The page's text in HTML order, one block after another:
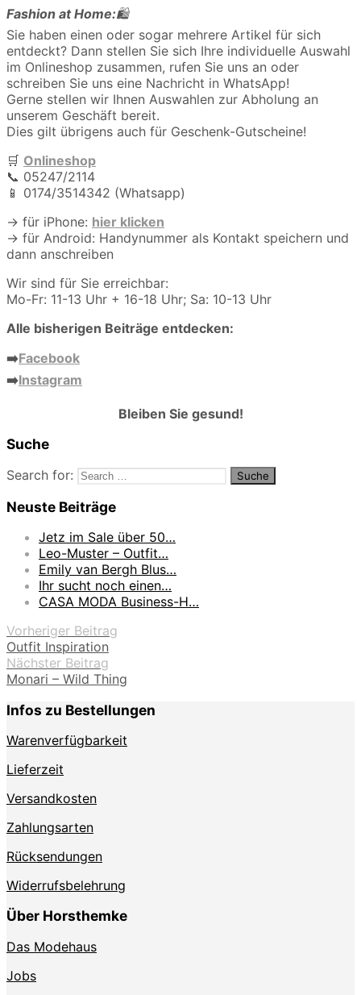
Fashion at Home:🛍️
Sie haben einen oder sogar mehrere Artikel für sich
entdeckt? Dann stellen Sie sich Ihre individuelle Auswahl
im Onlineshop zusammen, rufen Sie uns an oder
schreiben Sie uns eine Nachricht in WhatsApp!
Gerne stellen wir Ihnen Auswahlen zur Abholung an
unserem Geschäft bereit.
Dies gilt übrigens auch für Geschenk-Gutscheine!
🛒 Onlineshop
📞 05247/2114
📱 0174/3514342 (Whatsapp)
→ für iPhone: hier klicken
→ ­für Android: Handynummer als Kontakt speichern und
dann anschreiben
Wir sind für Sie erreichbar:
Mo-Fr: 11-13 Uhr + 16-18 Uhr; Sa: 10-13 Uhr
Alle bisherigen Beiträge entdecken:
➡️Facebook
➡️Instagram
Bleiben Sie gesund!
Suche
Search for:
Neuste Beiträge
Jetz im Sale über 50…
Leo-Muster – Outfit…
Emily van Bergh Blus…
Ihr sucht noch einen…
CASA MODA Business-H…
Vorheriger Beitrag
Outfit Inspiration
Nächster Beitrag
Monari – Wild Thing
Infos zu Bestellungen
Warenverfügbarkeit
Lieferzeit
Versandkosten
Zahlungsarten
Rücksendungen
Widerrufsbelehrung
Über Horsthemke
Das Modehaus
Jobs